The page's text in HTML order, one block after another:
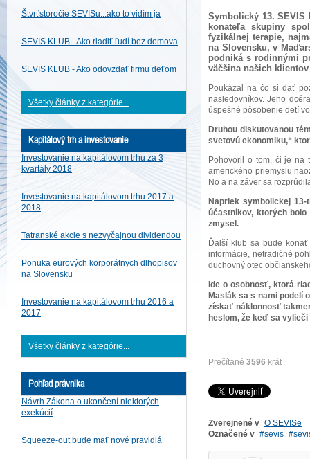
Štvrťstoročie SEVISu...ako to vidím ja
SEVIS KLUB - Ako riadiť ľudí bez domova
SEVIS KLUB - Ako odovzdať firmu deťom
Všetky články z kategórie...
Kapitálový trh a investovanie
Investovanie na kapitálovom trhu za 3
kvartály 2018
Investovanie na kapitálovom trhu 2017 a
2018
Tatranské akcie s nezvyčajnou dividendou
Ponuka eurových korporátnych dlhopisov
na Slovensku
Investovanie na kapitálovom trhu 2016 a
2017
Všetky články z kategórie...
Pohľad právnika
Návrh Zákona o ukončení niektorých
exekúcií
Squeeze-out bude mať nové pravidlá
Symbolický 13.
konateľa skupiny
fyzikálnej terapie,
na Slovensku, v
podniká s rodinnými
väčšina našich
Poukázal na čo si dať
nasledovníkov. Jeho
úspešné pôsobenie detí
Druhou diskutovanou
svetovú ekonomiku,“
Pohovoril o tom, či je na
amerického priemyslu
No a na záver sa
Napriek symbolickej
účastníkov, ktorých
zmysel.
Ďalší klub sa bude
informácie, netradičné
duchovný otec
Ide o osobnosť, ktorá
Maslák sa s nami podelí
získať náklonnosť
heslom, že keď sa
Prečítané 3596 krát
Zverejnené v O SEVISe
Označené v
sevis